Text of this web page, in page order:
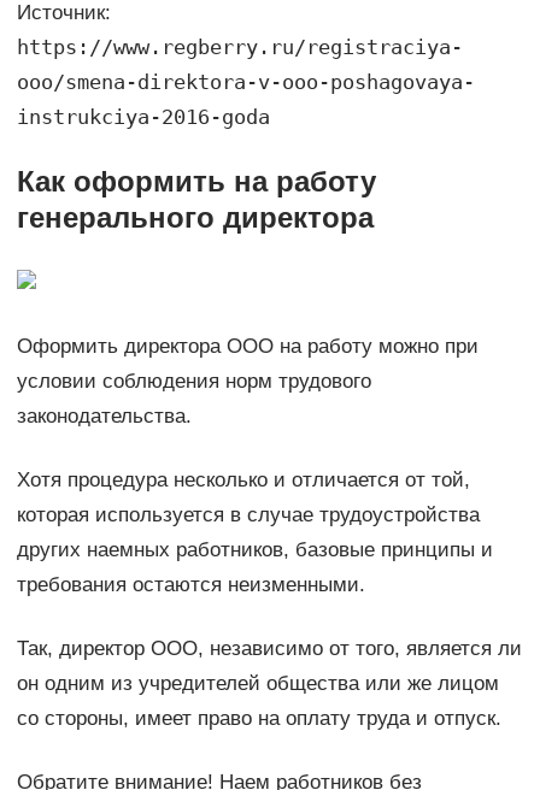
Источник:
https://www.regberry.ru/registraciya-
ooo/smena-direktora-v-ooo-poshagovaya-
instrukciya-2016-goda
Как оформить на работу
генерального директора
Оформить директора ООО на работу можно при
условии соблюдения норм трудового
законодательства.
Хотя процедура несколько и отличается от той,
которая используется в случае трудоустройства
других наемных работников, базовые принципы и
требования остаются неизменными.
Так, директор ООО, независимо от того, является ли
он одним из учредителей общества или же лицом
со стороны, имеет право на оплату труда и отпуск.
Обратите внимание! Наем работников без